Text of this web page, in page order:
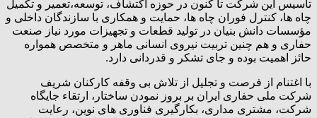
تأسیس این شرکت تا کنون در حوزه اکتشاف، توسعه،تعمیر و تکمیل
چاه ها، کنترل فوران چاه ها، حمایت و همکاری با سازندگان داخلی و
مؤسسات دانش بنیان در تولید قطعات و تجهیزات مورد نیاز صنعت
حفاری و هم چنین تربیت نیروی انسانی ماهر و متخصص همواره
حائز اهمیت بوده و جای تشکر و قدردانی دارد.
با اغتنام از فرصت و تجلیل از تلاش بی وقفه کارکنان شریف
شرکت ملی حفاری ایران بر بروز نمودن ساختار، ارتقاء جایگاه
شرکت، مشتری مداری، بکارگیری فناوری های نوین، رعایت